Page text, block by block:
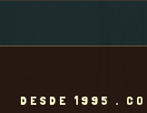
DESDE 1995 .